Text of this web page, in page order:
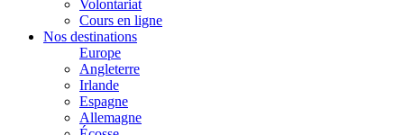
Volontariat
Cours en ligne
Nos destinations
Europe
Angleterre
Irlande
Espagne
Allemagne